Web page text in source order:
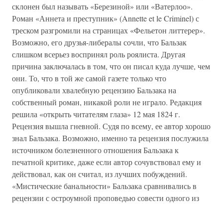
склонен был называть «Березиной» или «Ватерлоо».
Роман «Аннета и преступник» (Annette et le Criminel) с
треском разгромили на страницах «Фельетон литтерер».
Возможно, его друзья-либералы сочли, что Бальзак
слишком всерьез воспринял роль роялиста. Другая
причина заключалась в том, что он писал куда лучше, чем
они. То, что в той же самой газете только что
опубликовали хвалебную рецензию Бальзака на
собственный роман, никакой роли не играло. Редакция
решила «открыть читателям глаза» 12 мая 1824 г.
Рецензия вышла гневной. Судя по всему, ее автор хорошо
знал Бальзака. Возможно, именно та рецензия послужила
источником болезненного отношения Бальзака к
печатной критике, даже если автор сочувствовал ему и
действовал, как он считал, из лучших побуждений.
«Мистические банальности» Бальзака сравнивались в
рецензии с остроумной проповедью совести одного из